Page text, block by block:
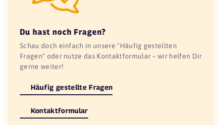
Du hast noch Fragen?
Schau doch einfach in unsere "Häufig gestellten
Fragen" oder nutze das Kontaktformular – wir helfen Dir
gerne weiter!
Häufig gestellte Fragen
Kontaktformular